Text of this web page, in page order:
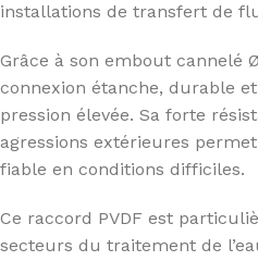
installations de transfert de
Grâce à son embout cannelé
connexion étanche, durable
pression élevée. Sa forte
agressions extérieures
fiable en conditions difficiles.
Ce raccord PVDF est
secteurs du traitement de